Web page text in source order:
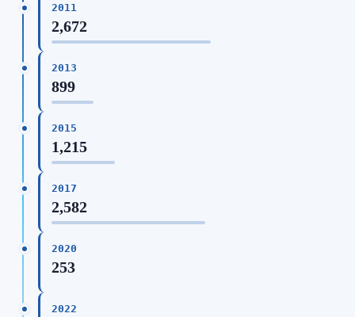
2011
2,672
2013
899
2015
1,215
2017
2,582
2020
253
2022